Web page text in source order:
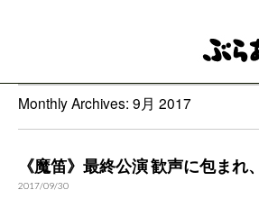
Monthly Archives: 9月 2017
《魔笛》最終公演 歓声に包まれ
2017/09/30